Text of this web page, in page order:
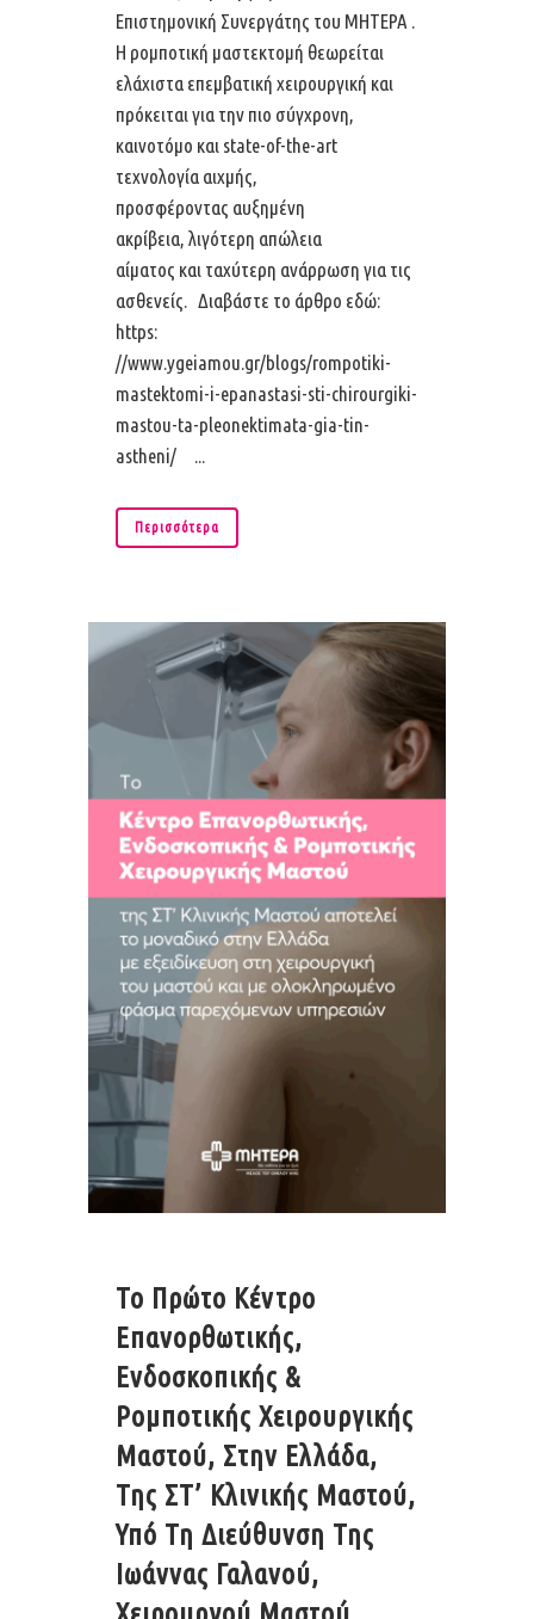
Επιστημονική Συνεργάτης του ΜΗΤΕΡΑ .
Η ρομποτική μαστεκτομή θεωρείται
ελάχιστα επεμβατική χειρουργική και
πρόκειται για την πιο σύγχρονη,
καινοτόμο και state-of-the-art
τεχνολογία αιχμής,
προσφέροντας αυξημένη
ακρίβεια, λιγότερη απώλεια
αίματος και ταχύτερη ανάρρωση για τις
ασθενείς. Διαβάστε το άρθρο εδώ:
https:
//www.ygeiamou.gr/blogs/rompotiki-
mastektomi-i-epanastasi-sti-chirourgiki-
mastou-ta-pleonektimata-gia-tin-
astheni/ ...
Περισσότερα
Το Πρώτο Κέντρο
Επανορθωτικής,
Ενδοσκοπικής &
Ρομποτικής Χειρουργικής
Μαστού, Στην Ελλάδα,
Της ΣΤ’ Κλινικής Μαστού,
Υπό Τη Διεύθυνση Της
Ιωάννας Γαλανού,